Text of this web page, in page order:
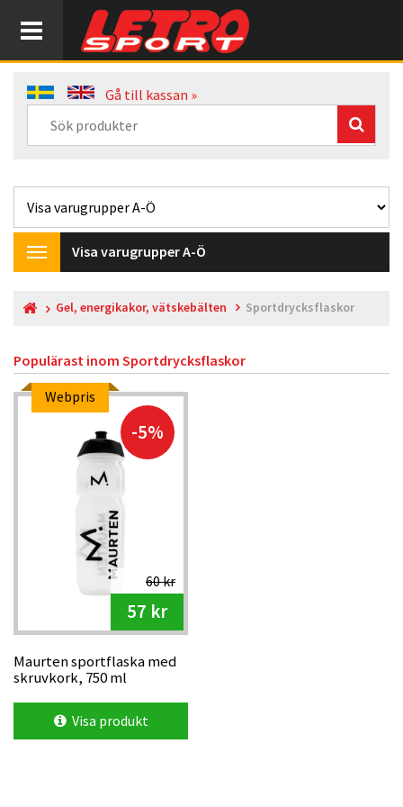
Gå till kassan »
Toggle
navigation
Visa varugrupper A-Ö
Gel, energikakor, vätskebälten Sportdrycksflaskor
Populärast inom Sportdrycksflaskor
Webpris
-5%
60 kr
57 kr
Maurten sportflaska med
skruvkork, 750 ml
Visa produkt